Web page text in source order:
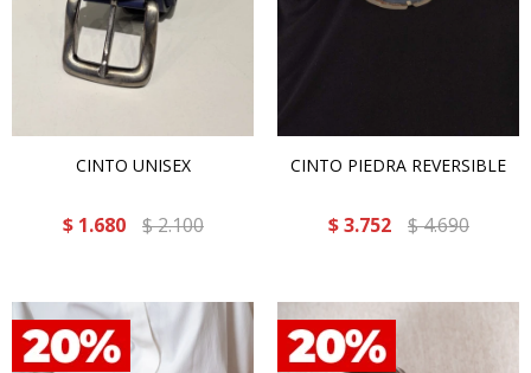
CINTO UNISEX
$ 1.680 $2.100
CINTO PIEDRA REVERSIBLE
$ 3.752 $4.690